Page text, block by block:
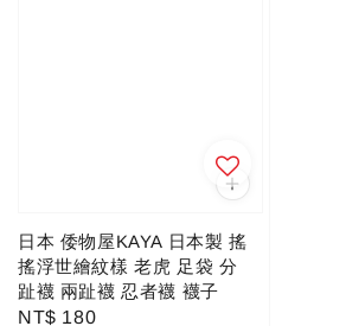
日本 倭物屋KAYA 日本製 搖
搖浮世繪紋樣 老虎 足袋 分
趾襪 兩趾襪 忍者襪 襪子
Regular
NT$ 180